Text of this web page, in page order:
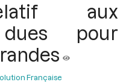
aux
pour
Française